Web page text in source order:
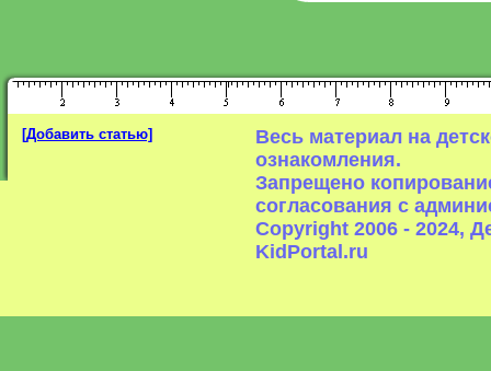
[Добавить статью]
Весь материал на
ознакомления.
Запрещено
согласования с
Copyright 2006 - 2024,
KidPortal.ru